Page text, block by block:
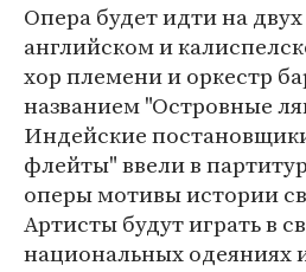
Опера будет идти на двух
английском и
хор племени и оркестр
названием "Островные
Индейские
флейты" ввели в
оперы мотивы истории
Артисты будут играть в
национальных одеяниях